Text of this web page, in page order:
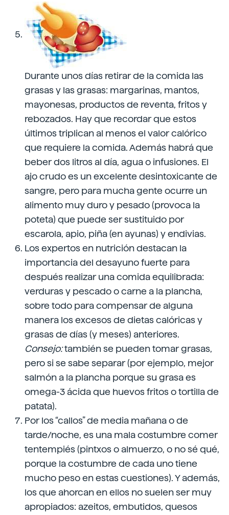
Durante unos días retirar de la comida las
grasas y las grasas: margarinas, mantos,
mayonesas, productos de reventa, fritos y
rebozados. Hay que recordar que estos
últimos triplican al menos el valor calórico
que requiere la comida. Además habrá que
beber dos litros al día, agua o infusiones. El
ajo crudo es un excelente desintoxicante de
sangre, pero para mucha gente ocurre un
alimento muy duro y pesado (provoca la
poteta) que puede ser sustituido por
escarola, apio, piña (en ayunas) y endivias.
Los expertos en nutrición destacan la
importancia del desayuno fuerte para
después realizar una comida equilibrada:
verduras y pescado o carne a la plancha,
sobre todo para compensar de alguna
manera los excesos de dietas calóricas y
grasas de días (y meses) anteriores.
Consejo:también se pueden tomar grasas,
pero si se sabe separar (por ejemplo, mejor
salmón a la plancha porque su grasa es
omega-3 ácida que huevos fritos o tortilla de
patata).
Por los “callos” de media mañana o de
tarde/noche, es una mala costumbre comer
tentempiés (pintxos o almuerzo, o no sé qué,
porque la costumbre de cada uno tiene
mucho peso en estas cuestiones). Y además,
los que ahorcan en ellos no suelen ser muy
apropiados: azeitos, embutidos, quesos